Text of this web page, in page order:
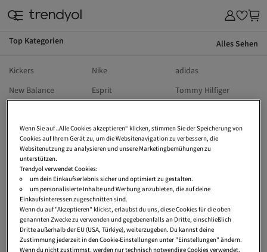
Top Kategorien Alles Sehen
Kickers Nike
adidas
New Balance
Esprit
Tommy Hilfiger
Wellensteyn
Calvin Klein
Puma
UGG
Hollister
Vans
Dr Martens
Ralph Lauren
Vivienne Westwood
Only
Jack Wolfskin
Armedangels
Sansibar
Crocs
Tetri
Tom Tailor
Heine
Vero Moda
Tamaris
Converse
Wenn Sie auf „Alle Cookies akzeptieren“ klicken, stimmen Sie der Speicherung von
Cookies auf Ihrem Gerät zu, um die Websitenavigation zu verbessern, die
Websitenutzung zu analysieren und unsere Marketingbemühungen zu
unterstützen.
Trendyol verwendet Cookies:
um dein Einkaufserlebnis sicher und optimiert zu gestalten.
um personalisierte Inhalte und Werbung anzubieten, die auf deine
Einkaufsinteressen zugeschnitten sind.
Wenn du auf "Akzeptieren" klickst, erlaubst du uns, diese Cookies für die oben
genannten Zwecke zu verwenden und gegebenenfalls an Dritte, einschließlich
Dritte außerhalb der EU (USA, Türkiye), weiterzugeben. Du kannst deine
Zustimmung jederzeit in den Cookie-Einstellungen unter "Einstellungen" ändern.
Wenn du nicht zustimmst, werden nur technisch notwendige Cookies verwendet.